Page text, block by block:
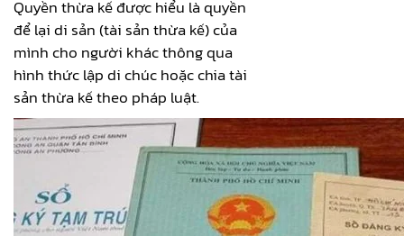
Quyền thừa kế được hiểu là quyền
để lại di sản (tài sản thừa kế) của
mình cho người khác thông qua
hình thức lập di chúc hoặc chia tài
sản thừa kế theo pháp luật.